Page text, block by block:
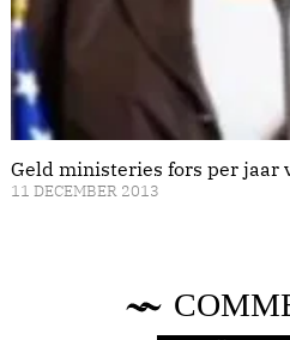
Geld ministeries fors per jaar
11 DECEMBER 2013